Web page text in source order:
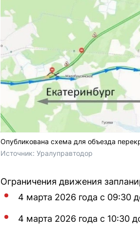
Опубликована схема для объезда
Источник: Уралуправтодор
Ограничения движения
4 марта 2026 года с 09:30
4 марта 2026 года с 10:30